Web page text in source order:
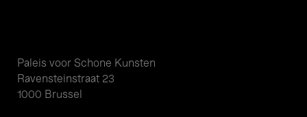
Paleis voor Schone Kunsten
Ravensteinstraat 23
1000 Brussel